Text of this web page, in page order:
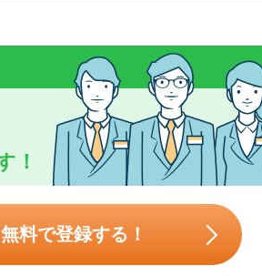
！
無料で登録する！